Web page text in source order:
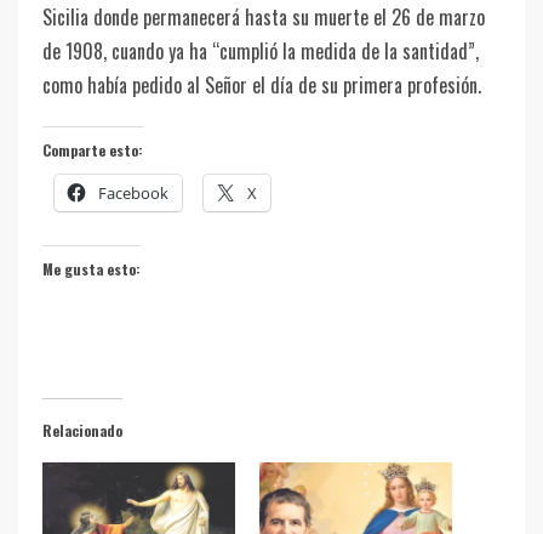
Sicilia donde permanecerá hasta su muerte el 26 de marzo
de 1908, cuando ya ha “cumplió la medida de la santidad”,
como había pedido al Señor el día de su primera profesión.
Comparte esto:
Facebook X
Me gusta esto:
Relacionado